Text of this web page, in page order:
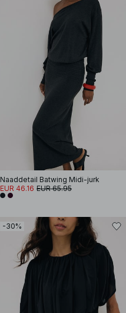
Naaddetail Batwing Midi-jurk
EUR 46.16 EUR 65.95
-30%